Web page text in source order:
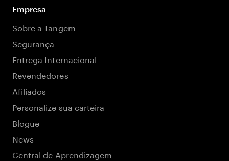
Empresa
Sobre a Tangem
Segurança
Entrega Internacional
Revendedores
Afiliados
Personalize sua carteira
Blogue
News
Central de Aprendizagem